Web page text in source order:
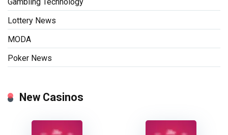
Lottery News
MODA
Poker News
New Casinos